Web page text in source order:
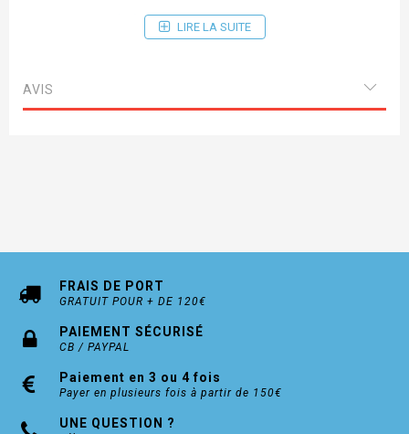
Dimension tétière 70x14mm
LIRE LA SUITE
AVIS
FRAIS DE PORT
GRATUIT POUR + DE 120€
PAIEMENT SÉCURISÉ
CB / PAYPAL
Paiement en 3 ou 4 fois
Payer en plusieurs fois à partir de 150€
UNE QUESTION ?